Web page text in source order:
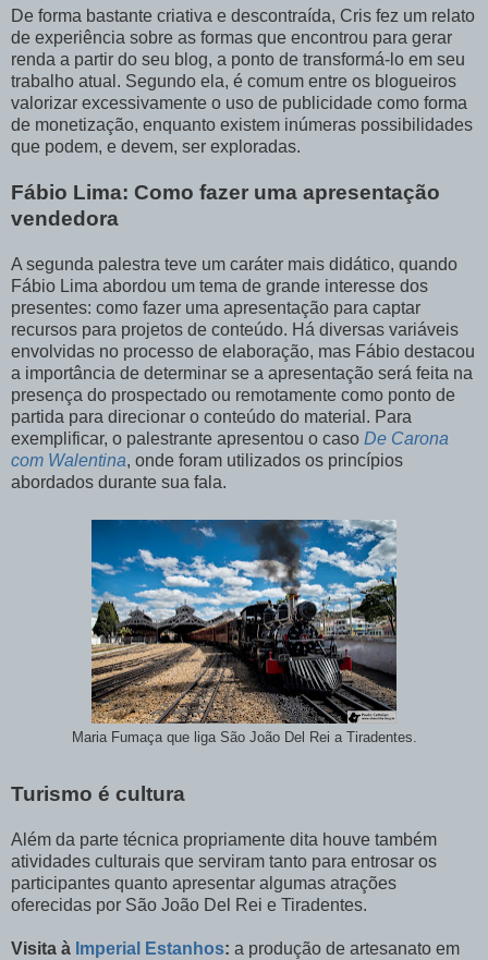
De forma bastante criativa e descontraída, Cris fez um relato
de experiência sobre as formas que encontrou para gerar
renda a partir do seu blog, a ponto de transformá-lo em seu
trabalho atual. Segundo ela, é comum entre os blogueiros
valorizar excessivamente o uso de publicidade como forma
de monetização, enquanto existem inúmeras possibilidades
que podem, e devem, ser exploradas.
Fábio Lima: Como fazer uma apresentação
vendedora
A segunda palestra teve um caráter mais didático, quando
Fábio Lima abordou um tema de grande interesse dos
presentes: como fazer uma apresentação para captar
recursos para projetos de conteúdo. Há diversas variáveis
envolvidas no processo de elaboração, mas Fábio destacou
a importância de determinar se a apresentação será feita na
presença do prospectado ou remotamente como ponto de
partida para direcionar o conteúdo do material. Para
exemplificar, o palestrante apresentou o caso De Carona
com Walentina, onde foram utilizados os princípios
abordados durante sua fala.
Maria Fumaça que liga São João Del Rei a Tiradentes.
Turismo é cultura
Além da parte técnica propriamente dita houve também
atividades culturais que serviram tanto para entrosar os
participantes quanto apresentar algumas atrações
oferecidas por São João Del Rei e Tiradentes.
Visita à Imperial Estanhos: a produção de artesanato em